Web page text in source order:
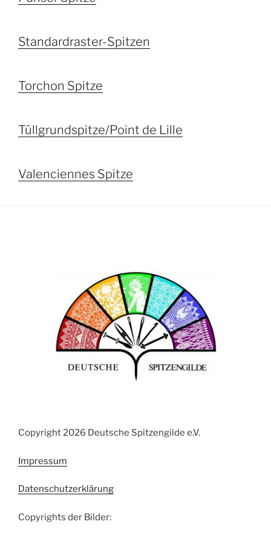
Standardraster-Spitzen
Torchon Spitze
Tüllgrundspitze/Point de Lille
Valenciennes Spitze
Copyright 2026 Deutsche Spitzengilde e.V.
Impressum
Datenschutzerklärung
Copyrights der Bilder: